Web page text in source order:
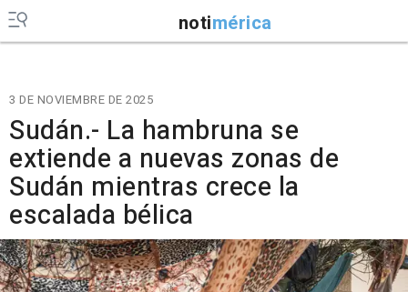
notimérica
3 DE NOVIEMBRE DE 2025
Sudán.- La hambruna se
extiende a nuevas zonas de
Sudán mientras crece la
escalada bélica